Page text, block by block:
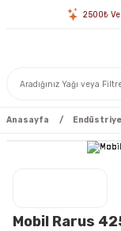
2500₺
Anasayfa
Mobil Rarus